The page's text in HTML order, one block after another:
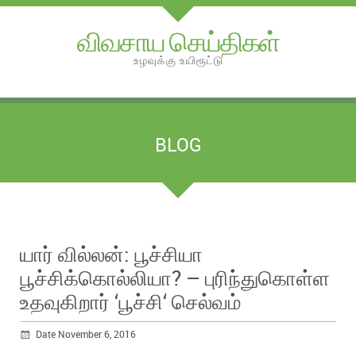
விவசாய செய்திகள்
உழவுக்கு உயிரூட்டு
BLOG
யார் வில்லன்: பூச்சியா
பூச்சிக்கொல்லியா? – புரிந்துகொள்ள
உதவுகிறார் ‘பூச்சி‘ செல்வம்
Date November 6, 2016